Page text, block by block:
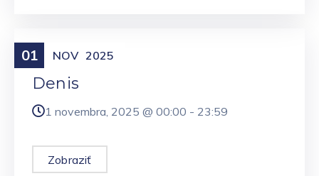
01 NOV 2025
Meniny
Denis
1 novembra, 2025 @ 00:00 - 23:59
Zobraziť